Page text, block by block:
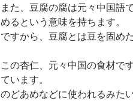
また、豆腐の腐は元々中国語
めるという意味を持ちます。
ですから、豆腐とは豆を固め
この杏仁、元々中国の食材で
ています。
のどあめなどに使われるみた